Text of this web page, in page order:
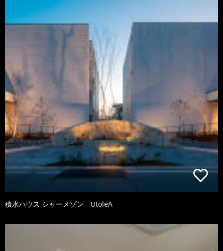
積水ハウス シャーメゾン UtoleA